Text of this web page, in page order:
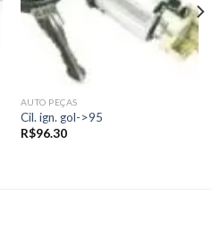
AUTO PEÇAS
Cil. ign. gol->95
R$96.30